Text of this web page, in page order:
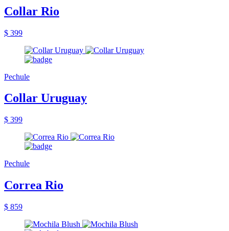
Collar Rio
$ 399
Pechule
Collar Uruguay
$ 399
Pechule
Correa Rio
$ 859